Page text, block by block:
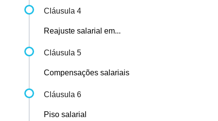
Cláusula 4
Reajuste salarial em...
Cláusula 5
Compensações salariais
Cláusula 6
Piso salarial